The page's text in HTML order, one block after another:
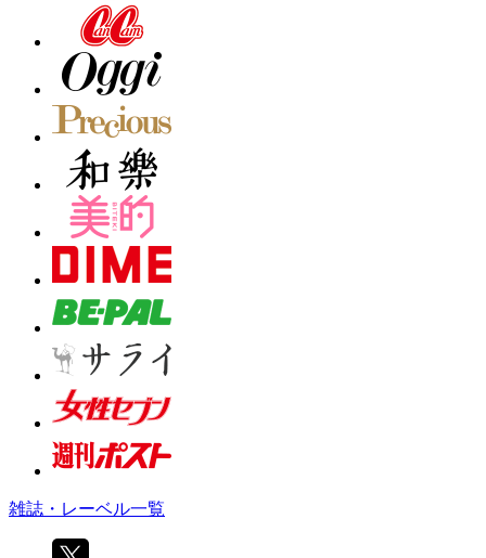
雑誌・レーベル一覧